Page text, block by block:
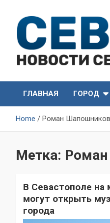
content
СевКор —
Севастополя
ГЛАВНАЯ
ГОРОД
Home Роман Шапошников
Метка:
В Севастополе
могут открыть
города